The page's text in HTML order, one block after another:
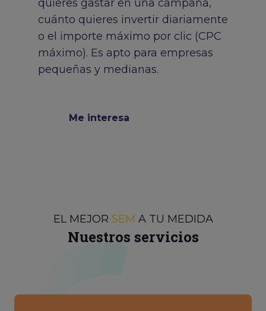
quieres gastar en una campaña,
cuánto quieres invertir diariamente
o el importe máximo por clic (CPC
máximo). Es apto para empresas
pequeñas y medianas.
Me interesa
EL MEJOR SEM A TU MEDIDA
Nuestros servicios